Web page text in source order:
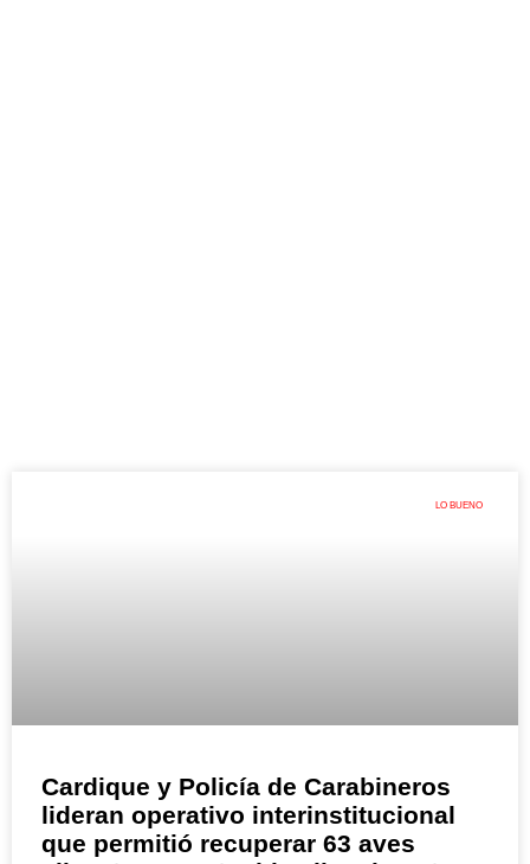
LO BUENO
Cardique y Policía de Carabineros
lideran operativo interinstitucional
que permitió recuperar 63 aves